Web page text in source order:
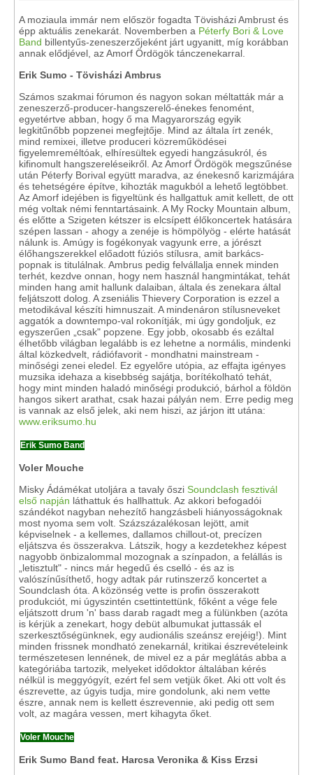
A moziaula immár nem először fogadta Tövisházi Ambrust és
épp aktuális zenekarát. Novemberben a Péterfy Bori & Love
Band billentyűs-zeneszerzőjeként járt ugyanitt, míg korábban
annak elődjével, az Amorf Ördögök tánczenekarral.
Erik Sumo - Tövisházi Ambrus
Számos szakmai fórumon és nagyon sokan méltatták már a
zeneszerző-producer-hangszerelő-énekes fenomént,
egyetértve abban, hogy ő ma Magyarország egyik
legkitűnőbb popzenei megfejtője. Mind az általa írt zenék,
mind remixei, illetve produceri közreműködései
figyelemreméltóak, elhíresültek egyedi hangzásukról, és
kifinomult hangszereléseikről. Az Amorf Ördögök megszűnése
után Péterfy Borival együtt maradva, az énekesnő karizmájára
és tehetségére építve, kihozták magukból a lehető legtöbbet.
Az Amorf idejében is figyeltünk és hallgattuk amit kellett, de ott
még voltak némi fenntartásaink. A My Rocky Mountain album,
és előtte a Szigeten kétszer is elcsípett élőkoncertek hatására
szépen lassan - ahogy a zenéje is hömpölyög - elérte hatását
nálunk is. Amúgy is fogékonyak vagyunk erre, a jórészt
élőhangszerekkel előadott fúziós stílusra, amit barkács-
popnak is titulálnak. Ambrus pedig felvállalja ennek minden
terhét, kezdve onnan, hogy nem használ hangmintákat, tehát
minden hang amit hallunk dalaiban, általa és zenekara által
feljátszott dolog. A zseniális Thievery Corporation is ezzel a
metodikával készíti himnuszait. A mindenáron stílusneveket
aggatók a downtempo-val rokonítják, mi úgy gondoljuk, ez
egyszerűen „csak" popzene. Egy jobb, okosabb és ezáltal
élhetőbb világban legalább is ez lehetne a normális, mindenki
által közkedvelt, rádiófavorit - mondhatni mainstream -
minőségi zenei eledel. Ez egyelőre utópia, az effajta igényes
muzsika idehaza a kisebbség sajátja, borítékolható tehát,
hogy mint minden haladó minőségi produkció, bárhol a földön
hangos sikert arathat, csak hazai pályán nem. Erre pedig meg
is vannak az első jelek, aki nem hiszi, az járjon itt utána:
www.eriksumo.hu
Erik Sumo Band
Voler Mouche
Misky Ádámékat utoljára a tavaly őszi Soundclash fesztivál
első napján láthattuk és hallhattuk. Az akkori befogadói
szándékot nagyban nehezítő hangzásbeli hiányosságoknak
most nyoma sem volt. Százszázalékosan lejött, amit
képviselnek - a kellemes, dallamos chillout-ot, precízen
eljátszva és összerakva. Látszik, hogy a kezdetekhez képest
nagyobb önbizalommal mozognak a színpadon, a felállás is
„letisztult" - nincs már hegedű és cselló - és az is
valószínűsíthető, hogy adtak pár rutinszerző koncertet a
Soundclash óta. A közönség vette is profin összerakott
produkciót, mi úgyszintén csettintettünk, főként a vége fele
eljátszott drum 'n' bass darab ragadt meg a fülünkben (azóta
is kérjük a zenekart, hogy debüt albumukat juttassák el
szerkesztőségünknek, egy audionális szeánsz erejéig!). Mint
minden frissnek mondható zenekarnál, kritikai észrevételeink
természetesen lennének, de mivel ez a pár meglátás abba a
kategóriába tartozik, melyeket idődoktor általában kérés
nélkül is meggyógyít, ezért fel sem vetjük őket. Aki ott volt és
észrevette, az úgyis tudja, mire gondolunk, aki nem vette
észre, annak nem is kellett észrevennie, aki pedig ott sem
volt, az magára vessen, mert kihagyta őket.
Voler Mouche
Erik Sumo Band feat. Harcsa Veronika & Kiss Erzsi